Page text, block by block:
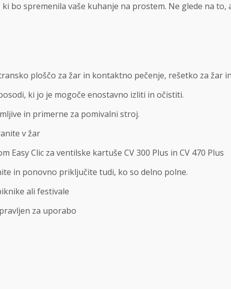
bo spremenila vaše kuhanje na prostem. Ne glede na
ploščo za žar in kontaktno pečenje, rešetko za žar
ki jo je mogoče enostavno izliti in očistiti.
in primerne za pomivalni stroj.
v žar
Clic za ventilske kartuše CV 300 Plus in CV 470 Plus
in ponovno priključite tudi, ko so delno polne.
ali festivale
za uporabo